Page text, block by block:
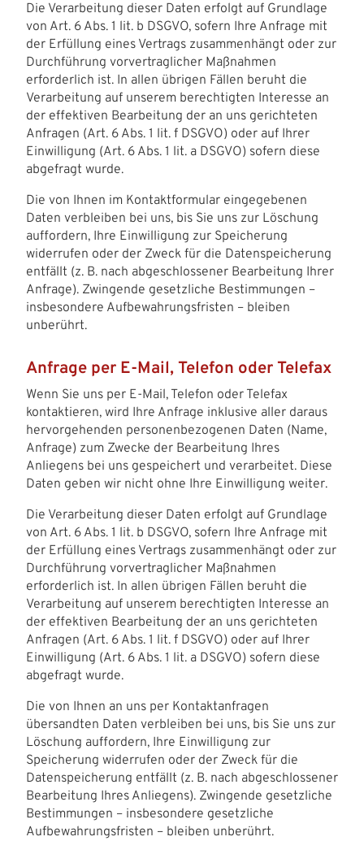
Die Verarbeitung dieser Daten erfolgt auf Grundlage
von Art. 6 Abs. 1 lit. b DSGVO, sofern Ihre Anfrage mit
der Erfüllung eines Vertrags zusammenhängt oder zur
Durchführung vorvertraglicher Maßnahmen
erforderlich ist. In allen übrigen Fällen beruht die
Verarbeitung auf unserem berechtigten Interesse an
der effektiven Bearbeitung der an uns gerichteten
Anfragen (Art. 6 Abs. 1 lit. f DSGVO) oder auf Ihrer
Einwilligung (Art. 6 Abs. 1 lit. a DSGVO) sofern diese
abgefragt wurde.
Die von Ihnen im Kontaktformular eingegebenen
Daten verbleiben bei uns, bis Sie uns zur Löschung
auffordern, Ihre Einwilligung zur Speicherung
widerrufen oder der Zweck für die Datenspeicherung
entfällt (z. B. nach abgeschlossener Bearbeitung Ihrer
Anfrage). Zwingende gesetzliche Bestimmungen –
insbesondere Aufbewahrungsfristen – bleiben
unberührt.
Anfrage per E-Mail, Telefon oder Telefax
Wenn Sie uns per E-Mail, Telefon oder Telefax
kontaktieren, wird Ihre Anfrage inklusive aller daraus
hervorgehenden personenbezogenen Daten (Name,
Anfrage) zum Zwecke der Bearbeitung Ihres
Anliegens bei uns gespeichert und verarbeitet. Diese
Daten geben wir nicht ohne Ihre Einwilligung weiter.
Die Verarbeitung dieser Daten erfolgt auf Grundlage
von Art. 6 Abs. 1 lit. b DSGVO, sofern Ihre Anfrage mit
der Erfüllung eines Vertrags zusammenhängt oder zur
Durchführung vorvertraglicher Maßnahmen
erforderlich ist. In allen übrigen Fällen beruht die
Verarbeitung auf unserem berechtigten Interesse an
der effektiven Bearbeitung der an uns gerichteten
Anfragen (Art. 6 Abs. 1 lit. f DSGVO) oder auf Ihrer
Einwilligung (Art. 6 Abs. 1 lit. a DSGVO) sofern diese
abgefragt wurde.
Die von Ihnen an uns per Kontaktanfragen
übersandten Daten verbleiben bei uns, bis Sie uns zur
Löschung auffordern, Ihre Einwilligung zur
Speicherung widerrufen oder der Zweck für die
Datenspeicherung entfällt (z. B. nach abgeschlossener
Bearbeitung Ihres Anliegens). Zwingende gesetzliche
Bestimmungen – insbesondere gesetzliche
Aufbewahrungsfristen – bleiben unberührt.